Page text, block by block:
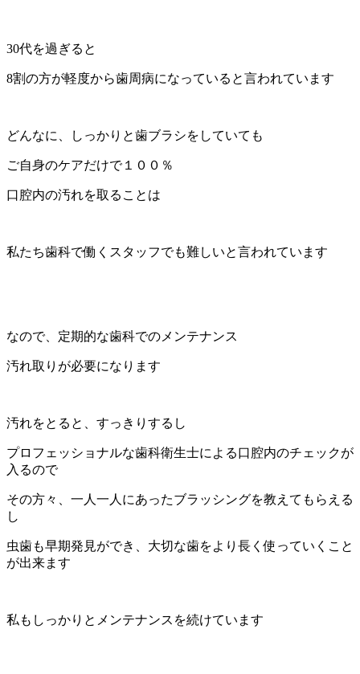
30代を過ぎると
8割の方が軽度から歯周病になっていると言われています
どんなに、しっかりと歯ブラシをしていても
ご自身のケアだけで１００％
口腔内の汚れを取ることは
私たち歯科で働くスタッフでも難しいと言われています
なので、定期的な歯科でのメンテナンス
汚れ取りが必要になります
汚れをとると、すっきりするし
プロフェッショナルな歯科衛生士による口腔内のチェックが
入るので
その方々、一人一人にあったブラッシングを教えてもらえる
し
虫歯も早期発見ができ、大切な歯をより長く使っていくこと
が出来ます
私もしっかりとメンテナンスを続けています